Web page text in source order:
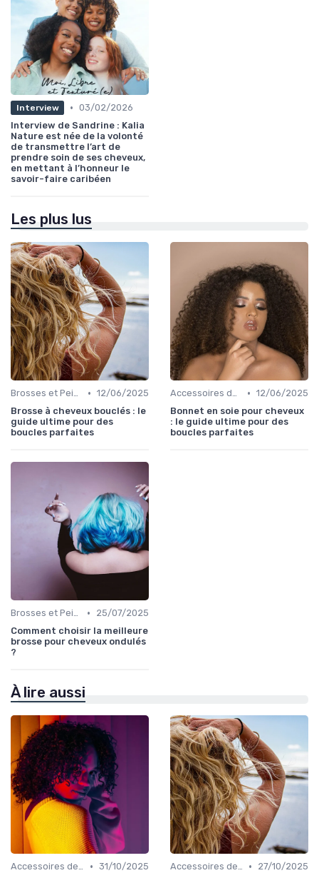
Interview • 03/02/2026
Interview de Sandrine : Kalia
Nature est née de la volonté
de transmettre l’art de
prendre soin de ses cheveux,
en mettant à l’honneur le
savoir-faire caribéen
Les plus lus
Brosses et Peignes Spéciaux • 12/06/2025
Brosse à cheveux bouclés : le
guide ultime pour des
boucles parfaites
Accessoires de Protection • 12/06/2025
Bonnet en soie pour cheveux
: le guide ultime pour des
boucles parfaites
Brosses et Peignes Spéciaux •
25/07/2025
Comment choisir la meilleure
brosse pour cheveux ondulés
?
À lire aussi
Accessoires de Coiffure pour Cheveux Texturés • 31/10/2025
Accessoires de Coiffure pour Cheveux Texturés •
27/10/2025